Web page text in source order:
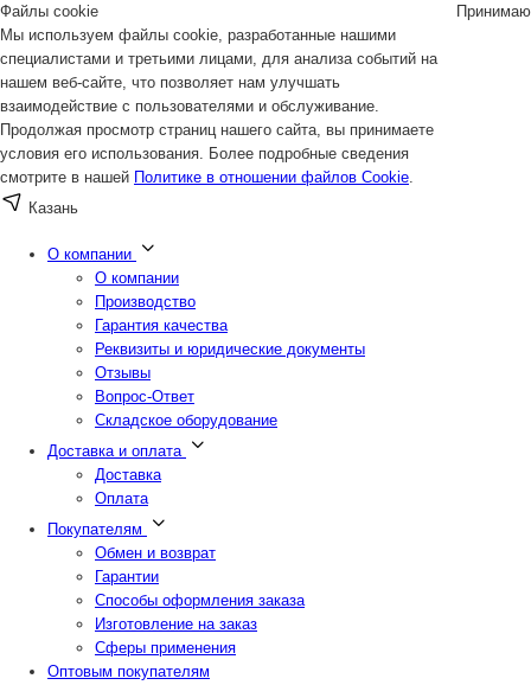
Файлы cookie
Мы используем файлы cookie, разработанные нашими
специалистами и третьими лицами, для анализа событий на
нашем веб-сайте, что позволяет нам улучшать
взаимодействие с пользователями и обслуживание.
Продолжая просмотр страниц нашего сайта, вы принимаете
условия его использования. Более подробные сведения
смотрите в нашей Политике в отношении файлов Cookie.
Принимаю
Казань
О компании
О компании
Производство
Гарантия качества
Реквизиты и юридические документы
Отзывы
Вопрос-Ответ
Складское оборудование
Доставка и оплата
Доставка
Оплата
Покупателям
Обмен и возврат
Гарантии
Способы оформления заказа
Изготовление на заказ
Сферы применения
Оптовым покупателям